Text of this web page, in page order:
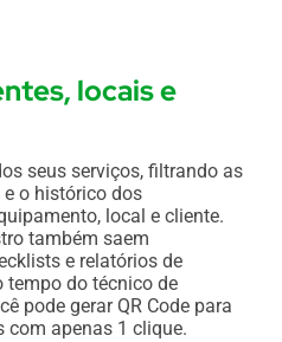
locais e
seus serviços, filtrando as
o histórico dos
local e cliente.
também saem
e relatórios de
tempo do técnico de
pode gerar QR Code para
com apenas 1 clique.